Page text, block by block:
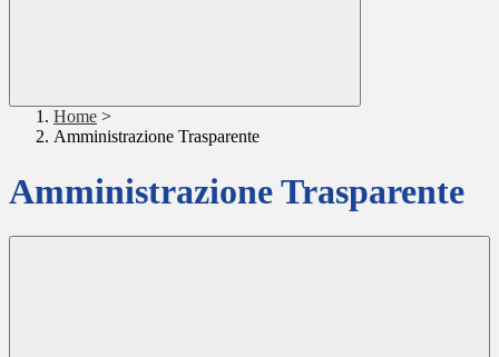
Home >
Amministrazione Trasparente
Amministrazione Trasparente